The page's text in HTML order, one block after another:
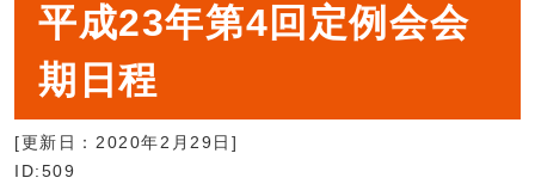
平成23年第4回定例会会
期日程
[更新日： 2020年2月29日 ]
ID:509